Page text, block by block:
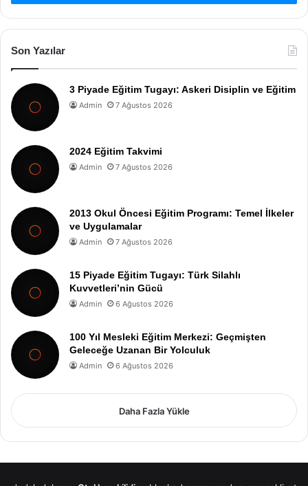
Son Yazılar
3 Piyade Eğitim Tugayı: Askeri Disiplin ve Eğitim
Admin 7 Ağustos 2026
2024 Eğitim Takvimi
Admin 7 Ağustos 2026
2013 Okul Öncesi Eğitim Programı: Temel İlkeler
ve Uygulamalar
Admin 7 Ağustos 2026
15 Piyade Eğitim Tugayı: Türk Silahlı
Kuvvetleri’nin Gücü
Admin 6 Ağustos 2026
100 Yıl Mesleki Eğitim Merkezi: Geçmişten
Geleceğe Uzanan Bir Yolculuk
Admin 6 Ağustos 2026
Daha Fazla Yükle